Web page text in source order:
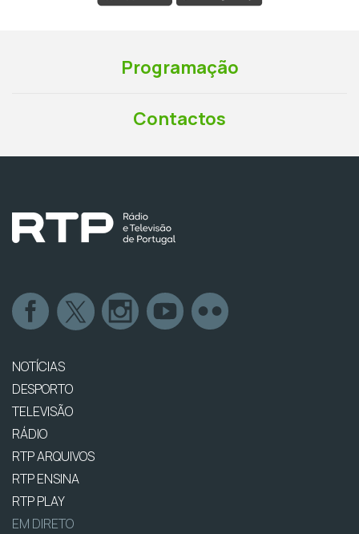
Programação
Contactos
NOTÍCIAS
DESPORTO
TELEVISÃO
RÁDIO
RTP ARQUIVOS
RTP ENSINA
RTP PLAY
EM DIRETO